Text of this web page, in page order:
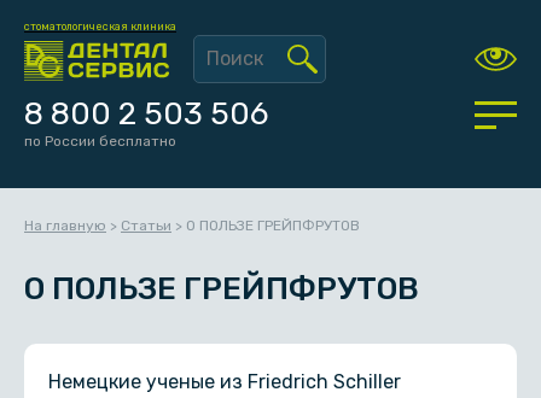
стоматологическая клиника
8 800 2 503 506
по России бесплатно
На главную > Статьи > О ПОЛЬЗЕ ГРЕЙПФРУТОВ
О ПОЛЬЗЕ ГРЕЙПФРУТОВ
Немецкие ученые из Friedrich Schiller